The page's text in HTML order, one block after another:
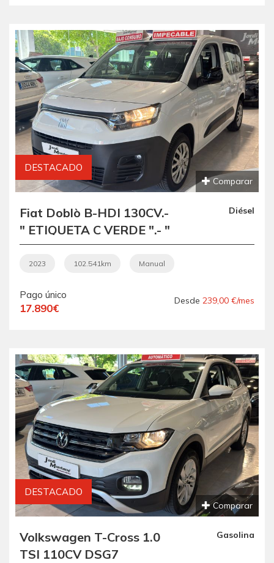
DESTACADO
Comparar
Fiat Doblò B-HDI 130CV.-
" ETIQUETA C VERDE ".- "
REVISADA Y
GARANTIZADA ".- "
CONSUMO ".-
Diésel
2023 102.541km Manual
Pago único
17.890€
Desde 239,00 €/mes
DESTACADO
Comparar
Volkswagen T-Cross 1.0
TSI 110CV DSG7
Gasolina